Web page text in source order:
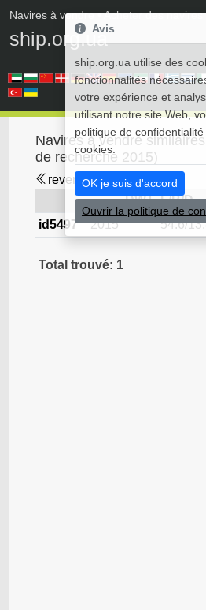
Navires à vendre• Acheter des navires
ship.org.ua
Navires à vendre
de recherche 2015)
revenir en arrière
DWT L/B/D
id5497
2015 54.6/
Total trouvé: 1
Avis
ship.org.ua utilise des
fonctionnalités
votre expérience et
utilisant notre site Web,
politique de
cookies.
OK je suis d'accord
Ouvrir la politique de